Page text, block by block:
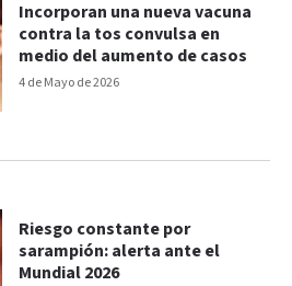
4 de Mayo de 2026
Incorporan una nueva vacuna
contra la tos convulsa en
medio del aumento de casos
Riesgo constante por
sarampión: alerta ante el
Mundial 2026